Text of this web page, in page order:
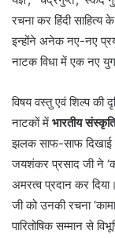
रचना कर हिंदी
इन्होंने अनेक नए-नए
नाटक विधा में एक नए
विषय वस्तु एवं शिल्प की
नाटकों में भारतीय
झलक साफ-साफ दिखाई
जयशंकर प्रसाद जी ने
अमरत्व प्रदान कर
जी को उनकी रचना
पारितोषिक सम्मान से